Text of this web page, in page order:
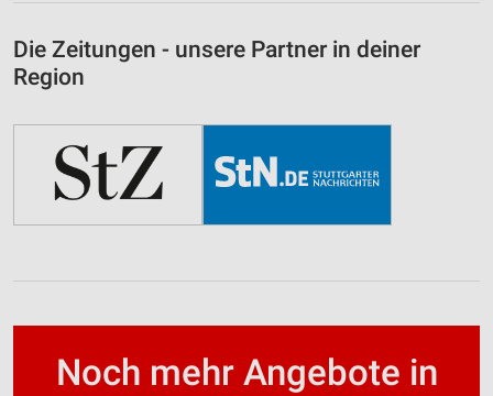
Die Zeitungen - unsere Partner in deiner
Region
Noch mehr Angebote in